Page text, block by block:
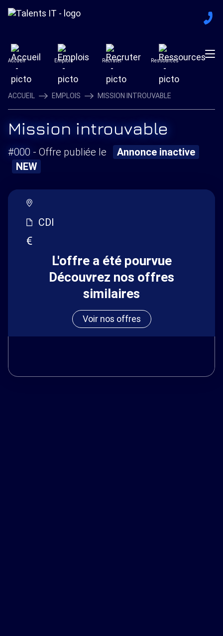
Accueil Emplois Recruter Ressources
ACCUEIL EMPLOIS MISSION INTROUVABLE
Mission introuvable
#000 - Offre publiée le
Annonce inactive
NEW
CDI
L'offre a été pourvue
Découvrez nos offres
similaires
Voir nos offres